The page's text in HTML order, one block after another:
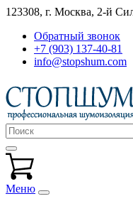
123308, г. Москва, 2-й
Обратный звонок
+7 (903) 137-40-81
info@stopshum.com
Меню